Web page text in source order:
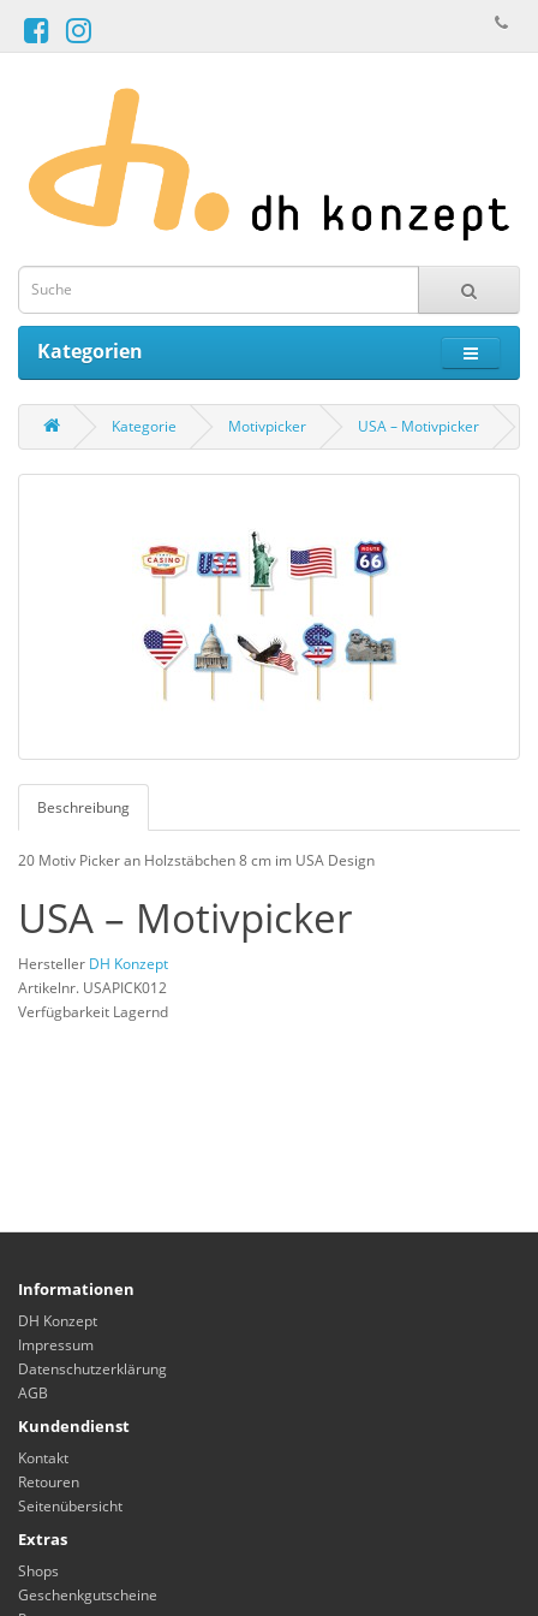
Kategorien
Kategorie Motivpicker USA – Motivpicker
Beschreibung
20 Motiv Picker an Holzstäbchen 8 cm im USA Design
USA – Motivpicker
Hersteller DH Konzept
Artikelnr. USAPICK012
Verfügbarkeit Lagernd
Informationen
DH Konzept
Impressum
Datenschutzerklärung
AGB
Kundendienst
Kontakt
Retouren
Seitenübersicht
Extras
Shops
Geschenkgutscheine